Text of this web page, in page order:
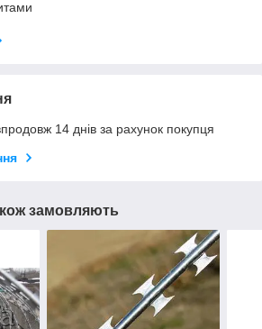
14 днів за рахунок покупця
замовляють